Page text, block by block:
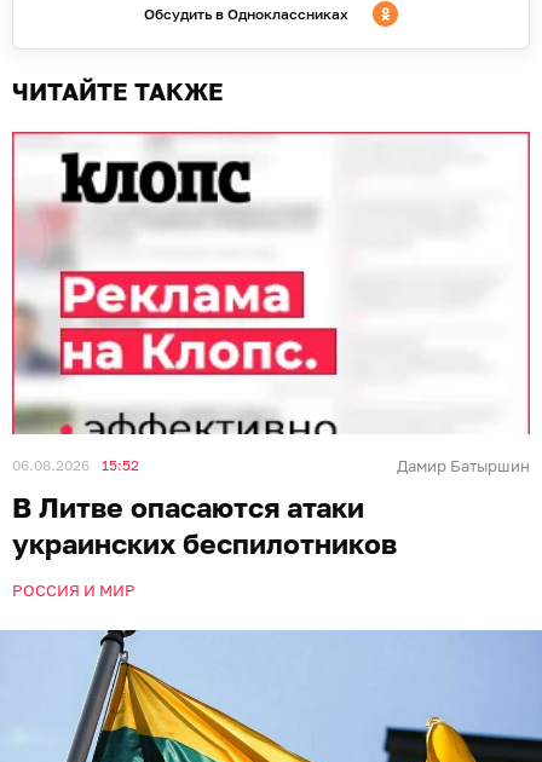
Обсудить в Одноклассниках
ЧИТАЙТЕ ТАКЖЕ
06.08.2026 15:52 Дамир Батыршин
В Литве опасаются атаки
украинских беспилотников
РОССИЯ И МИР